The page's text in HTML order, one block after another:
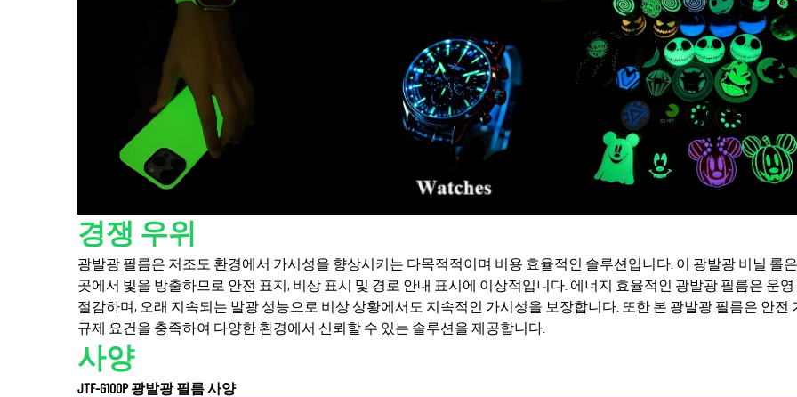
경쟁 우위
광발광 필름은 저조도 환경에서 가시성을 향상시키는 다목적적이며 비용 효율적인 솔루션입니다. 이 광발광 비닐 롤
곳에서 빛을 방출하므로 안전 표지, 비상 표시 및 경로 안내 표시에 이상적입니다. 에너지 효율적인 광발광 필름은 운
절감하며, 오래 지속되는 발광 성능으로 비상 상황에서도 지속적인 가시성을 보장합니다. 또한 본 광발광 필름은 안전
규제 요건을 충족하여 다양한 환경에서 신뢰할 수 있는 솔루션을 제공합니다.
사양
JTF-G100P 광발광 필름 사양